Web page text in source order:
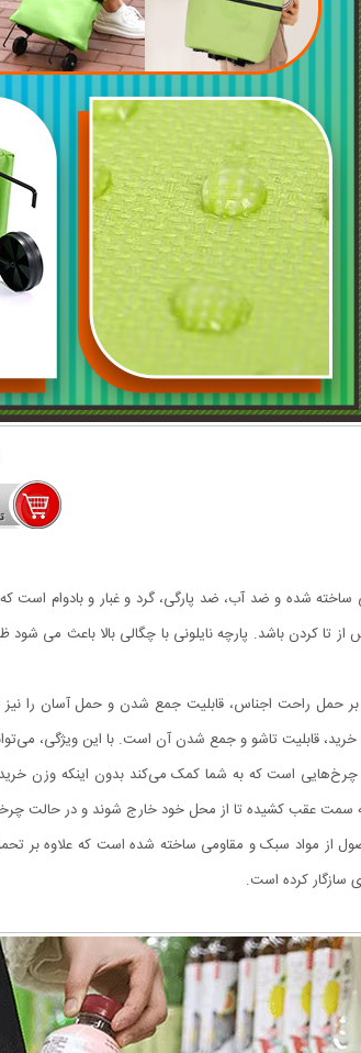
ساخته شده و ضد آب، ضد پارگی، گرد و غبار و بادوام
تا کردن باشد. پارچه نایلونی با چگالی بالا باعث می شود
حمل راحت اجناس، قابلیت جمع شدن و حمل آسان را نیز
قابلیت تاشو و جمع شدن آن‌ است. با این ویژگی،
است که به شما کمک می‌کند بدون اینکه وزن
سمت عقب کشیده تا از محل خود خارج شوند و در حالت
سازگار کرده است.